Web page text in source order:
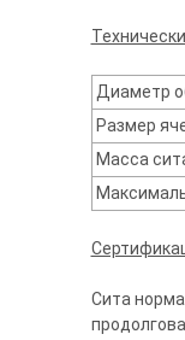
Диаметр
Размер
Масса
Сита